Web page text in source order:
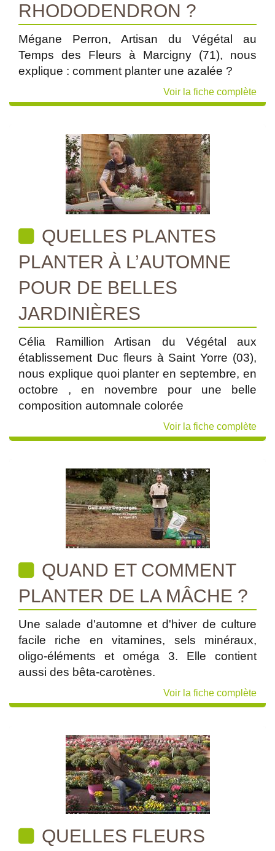
RHODODENDRON ?
Mégane Perron, Artisan du Végétal au
Temps des Fleurs à Marcigny (71), nous
explique : comment planter une azalée ?
Voir la fiche complète
QUELLES PLANTES
PLANTER À L’AUTOMNE
POUR DE BELLES
JARDINIÈRES
Célia Ramillion Artisan du Végétal aux
établissement Duc fleurs à Saint Yorre (03),
nous explique quoi planter en septembre, en
octobre , en novembre pour une belle
composition automnale colorée
Voir la fiche complète
QUAND ET COMMENT
PLANTER DE LA MÂCHE ?
Une salade d'automne et d'hiver de culture
facile riche en vitamines, sels minéraux,
oligo-éléments et oméga 3. Elle contient
aussi des bêta-carotènes.
Voir la fiche complète
QUELLES FLEURS